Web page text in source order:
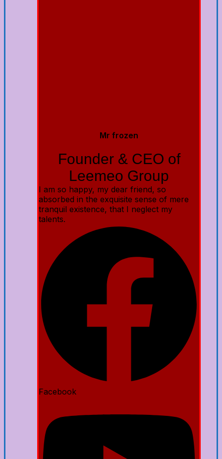
Mr frozen
Founder & CEO of
Leemeo Group
I am so happy, my dear friend, so
absorbed in the exquisite sense of mere
tranquil existence, that I neglect my
talents.
Facebook